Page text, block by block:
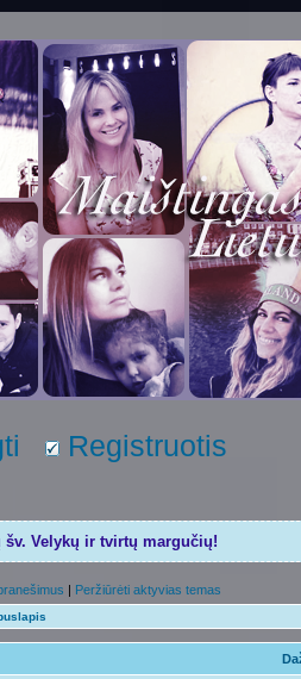
Registruotis
šv. Velykų ir tvirtų margučių!
| Peržiūrėti aktyvias temas